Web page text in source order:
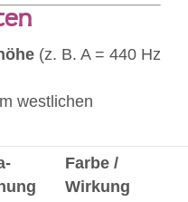
(z. B. A = 440 Hz
westlichen
Farbe /
Wirkung